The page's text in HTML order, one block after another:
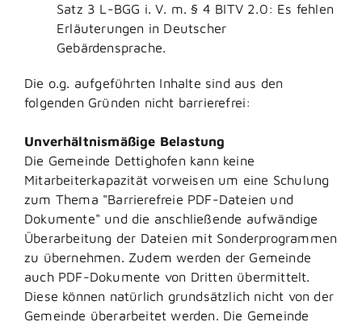
Satz 3 L-BGG i. V. m. § 4 BITV 2.0: Es fehlen
Erläuterungen in Deutscher
Gebärdensprache.
Die o.g. aufgeführten Inhalte sind aus den
folgenden Gründen nicht barrierefrei:
Unverhältnismäßige Belastung
Die Gemeinde Dettighofen kann keine
Mitarbeiterkapazität vorweisen um eine Schulung
zum Thema "Barrierefreie PDF-Dateien und
Dokumente" und die anschließende aufwändige
Überarbeitung der Dateien mit Sonderprogrammen
zu übernehmen. Zudem werden der Gemeinde
auch PDF-Dokumente von Dritten übermittelt.
Diese können natürlich grundsätzlich nicht von der
Gemeinde überarbeitet werden. Die Gemeinde